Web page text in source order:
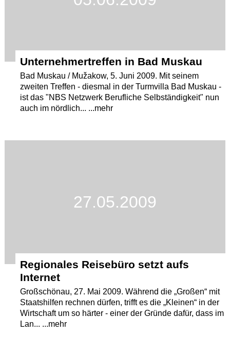
Unternehmertreffen in Bad Muskau
Bad Muskau / Mužakow, 5. Juni 2009. Mit seinem
zweiten Treffen - diesmal in der Turmvilla Bad Muskau -
ist das "NBS Netzwerk Berufliche Selbständigkeit" nun
auch im nördlich... ...mehr
27.05.2009
Regionales Reisebüro setzt aufs
Internet
Großschönau, 27. Mai 2009. Während die „Großen“ mit
Staatshilfen rechnen dürfen, trifft es die „Kleinen“ in der
Wirtschaft um so härter - einer der Gründe dafür, dass im
Lan... ...mehr